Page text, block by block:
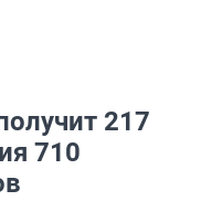
217
710